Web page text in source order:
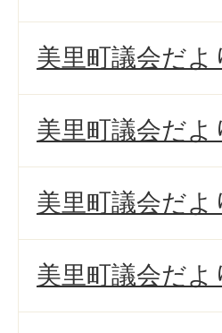
美里町議会だよ
美里町議会だよ
美里町議会だよ
美里町議会だよ